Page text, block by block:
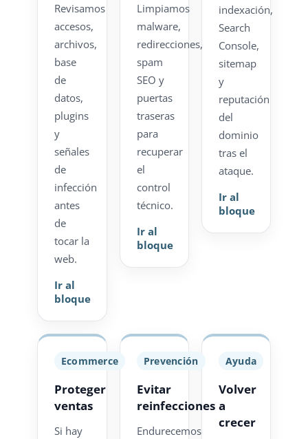
Revisamos
accesos,
archivos,
base
de
datos,
plugins
y
señales
de
infección
antes
de
tocar la
web.
Ir al
bloque
Limpiamos
malware,
redirecciones,
spam
SEO y
puertas
traseras
para
recuperar
el
control
técnico.
Ir al
bloque
indexación,
Search
Console,
sitemap
y
reputación
del
dominio
tras el
ataque.
Ir al
bloque
Ecommerce
Proteger
ventas
Si hay
Prevención
Evitar
reinfecciones
Endurecemos
Ayuda
Volver
a
crecer